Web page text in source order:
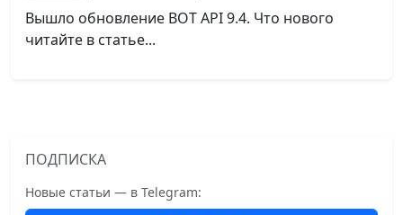
Вышло обновление BOT API 9.4. Что нового
читайте в статье...
ПОДПИСКА
Новые статьи — в Telegram: